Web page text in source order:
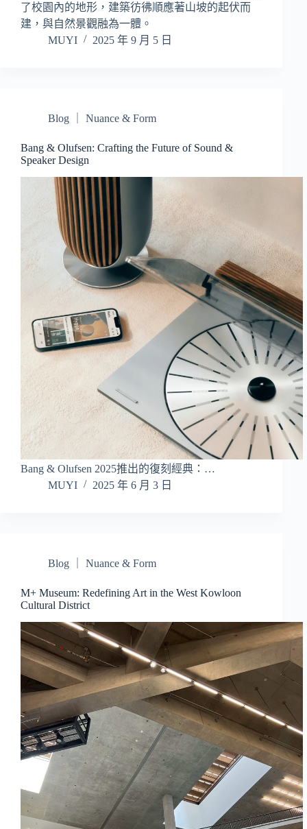
了校園內的地形，建築彷彿順應著山坡的起伏而
建，與自然景觀融為一體。
MUYI
2025 年 9 月 5 日
Blog ｜ Nuance & Form
Bang & Olufsen: Crafting the Future of Sound &
Speaker Design
Bang & Olufsen 2025推出的復刻經典：…
MUYI
2025 年 6 月 3 日
Blog ｜ Nuance & Form
M+ Museum: Redefining Art in the West Kowloon
Cultural District